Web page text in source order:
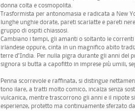
donna colta e cosmopolita.
Trasformista per antonomasia e radicata a New
lunghe unghie dorate, pareti scarlatte e pareti
gruppo di ospiti chiassosi.
Cambiano i tempi, gli amanti o soltanto le
irlandese oppure, cinta in un magnifico abito
terre d’India. Per nulla pigra durante gli anni del
signora si butta a capofitto in imprese più umili,
Penna scorrevole e raffinata, si distingue
tono ilare, a tratti molto comico, incalza senza
vulcanica, mentre trascorrono gli anni e il nipote
esperienze, protetto ma continuamente sferzato